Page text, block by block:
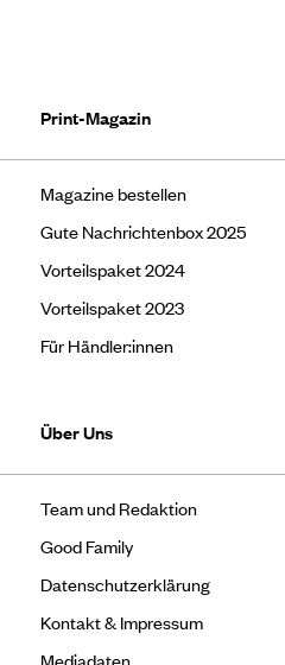
Print-Magazin
Magazine bestellen
Gute Nachrichtenbox 2025
Vorteilspaket 2024
Vorteilspaket 2023
Für Händler:innen
Über Uns
Team und Redaktion
Good Family
Datenschutzerklärung
Kontakt & Impressum
Mediadaten